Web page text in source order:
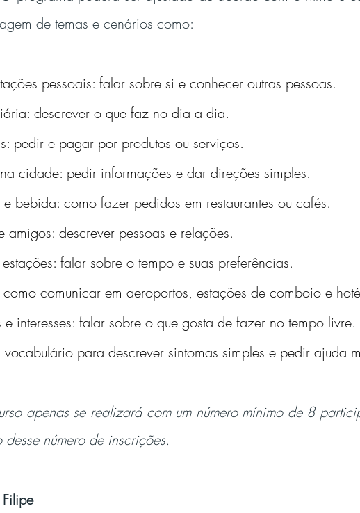
de temas e cenários como:
pessoais: falar sobre si e conhecer outras pessoas.
descrever o que faz no dia a dia.
pedir e pagar por produtos ou serviços.
cidade: pedir informações e dar direções simples.
bebida: como fazer pedidos em restaurantes ou cafés.
amigos: descrever pessoas e relações.
falar sobre o tempo e suas preferências.
comunicar em aeroportos, estações de comboio e
interesses: falar sobre o que gosta de fazer no tempo livre.
vocabulário para descrever sintomas simples e pedir ajuda
apenas se realizará com um número mínimo de 8
número de inscrições.